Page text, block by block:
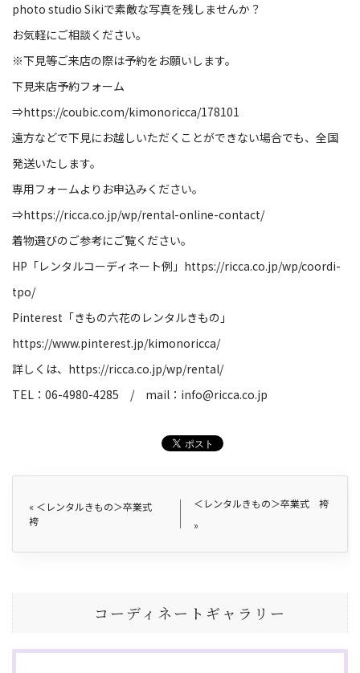
photo studio Sikiで素敵な写真を残しませんか？
お気軽にご相談ください。
※下見等ご来店の際は予約をお願いします。
下見来店予約フォーム
⇒https://coubic.com/kimonoricca/178101
遠方などで下見にお越しいただくことができない場合でも、全国
発送いたします。
専用フォームよりお申込みください。
⇒https://ricca.co.jp/wp/rental-online-contact/
着物選びのご参考にご覧ください。
HP 「レンタルコーディネート例」 https://ricca.co.jp/wp/coordi-
tpo/
Pinterest 「きもの六花のレンタルきもの」
https://www.pinterest.jp/kimonoricca/
詳しくは、 https://ricca.co.jp/wp/rental/
TEL ： 06-4980-4285 / mail ： info@ricca.co.jp
« ＜レンタルきもの＞卒業式
袴
＜レンタルきもの＞卒業式 袴
»
コーディネートギャラリー